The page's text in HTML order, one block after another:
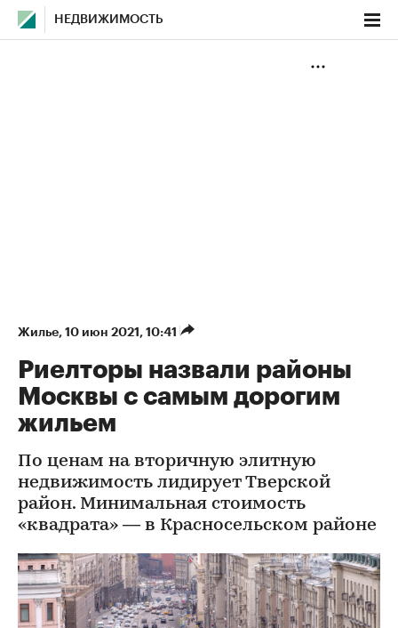
НЕДВИЖИМОСТЬ
Жилье⁠, 10 июн 2021, 10:41
Риелторы назвали районы
Москвы с самым дорогим
жильем
По ценам на вторичную элитную
недвижимость лидирует Тверской
район. Минимальная стоимость
«квадрата» — в Красносельском районе